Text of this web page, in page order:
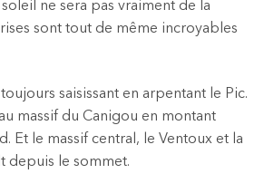
soleil ne sera pas vraiment de la
sont tout de même incroyables
saisissant en arpentant le Pic.
massif du Canigou en montant
Et le massif central, le Ventoux et la
depuis le sommet.